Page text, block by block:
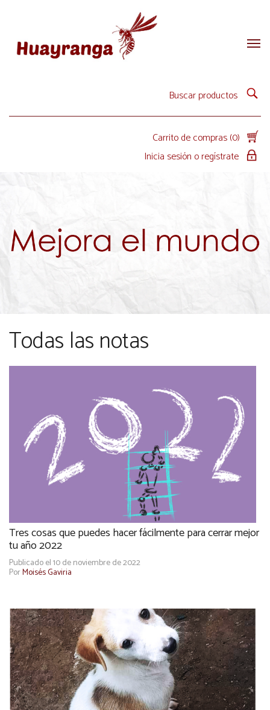
Carrito de compras (0)
Inicia sesión o regístrate
Todas las notas
Tres cosas que puedes hacer fácilmente para cerrar mejor
tu año 2022
Publicado el 10 de noviembre de 2022
PorMoisés Gaviria